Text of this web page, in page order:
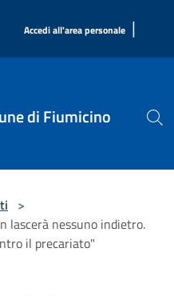
Accedi all'area personale |
di Fiumicino
>
lascerà nessuno indietro.
il precariato"